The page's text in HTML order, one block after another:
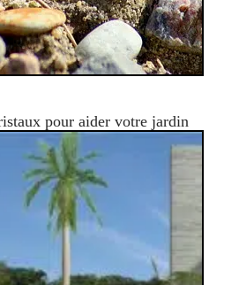
pour aider votre jardin